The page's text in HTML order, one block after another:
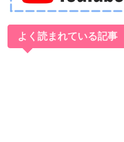
よく読まれている記事